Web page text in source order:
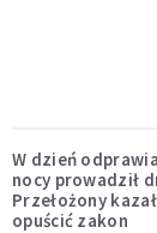
W dzień
nocy prowadził
Przełożony
opuścić zakon